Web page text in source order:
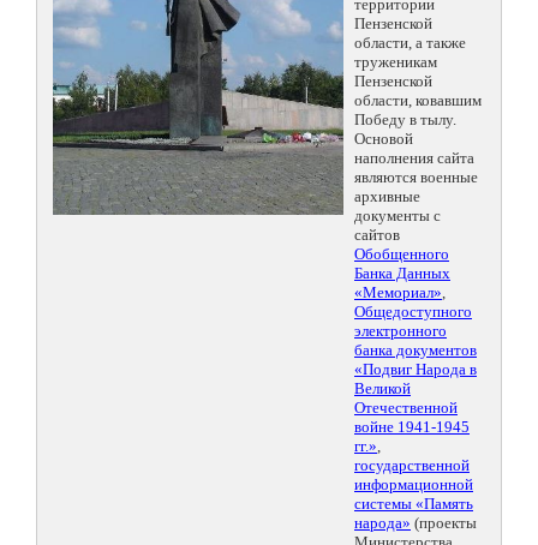
территории
Пензенской
области, а также
труженикам
Пензенской
области, ковавшим
Победу в тылу.
Основой
наполнения сайта
являются военные
архивные
документы с
сайтов
Обобщенного
Банка Данных
«Мемориал»,
Общедоступного
электронного
банка документов
«Подвиг Народа в
Великой
Отечественной
войне 1941-1945
гг.»,
государственной
информационной
системы «Память
народа» (проекты